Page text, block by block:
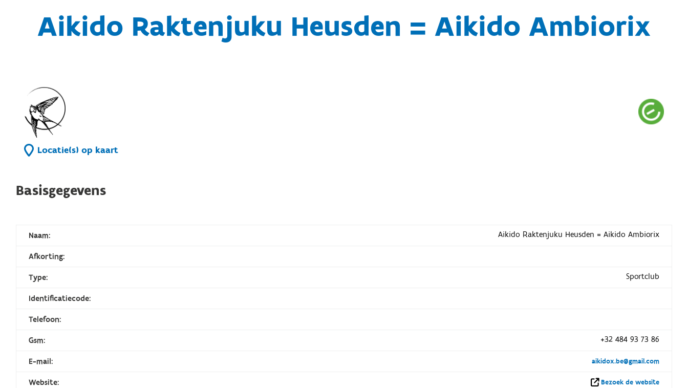
Aikido Raktenjuku Heusden = Aikido Ambiorix
Locatie(s) op kaart
Basisgegevens
Naam: Aikido Raktenjuku Heusden = Aikido Ambiorix
Afkorting:
Type: Sportclub
Identificatiecode:
Telefoon:
Gsm: +32 484 93 73 86
E-mail: aikidox.be@gmail.com
Website: Bezoek de website